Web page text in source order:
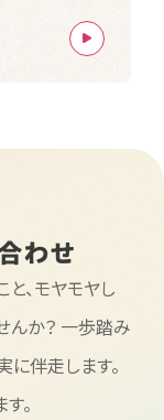
わせ
、モヤモヤし
んか？ 一歩踏み
伴走します。
。